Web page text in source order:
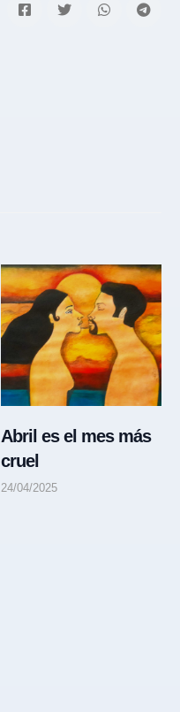
Abril es el mes más
cruel
24/04/2025